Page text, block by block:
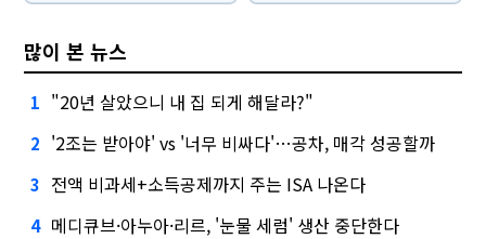
많이 본 뉴스
1 "20년 살았으니 내 집 되게 해달라?"
2 '2조는 받아야' vs '너무 비싸다'…공차, 매각 성공할까
3 전액 비과세+소득공제까지 주는 ISA 나온다
4 메디큐브·아누아·리르, '눈물 세럼' 생산 중단한다